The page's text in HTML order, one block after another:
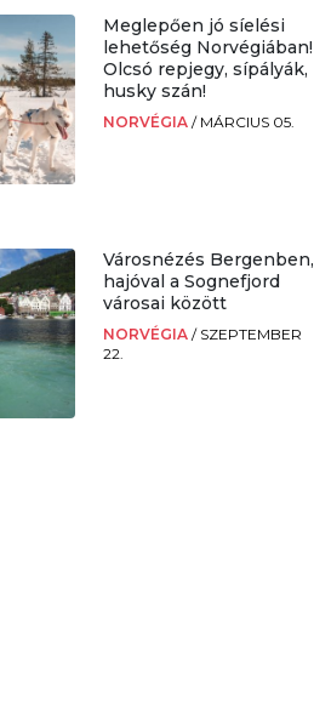
Meglepően jó síelési
lehetőség Norvégiában!
Olcsó repjegy, sípályák,
husky szán!
NORVÉGIA / MÁRCIUS 05.
Városnézés Bergenben,
hajóval a Sognefjord
városai között
NORVÉGIA / SZEPTEMBER
22.